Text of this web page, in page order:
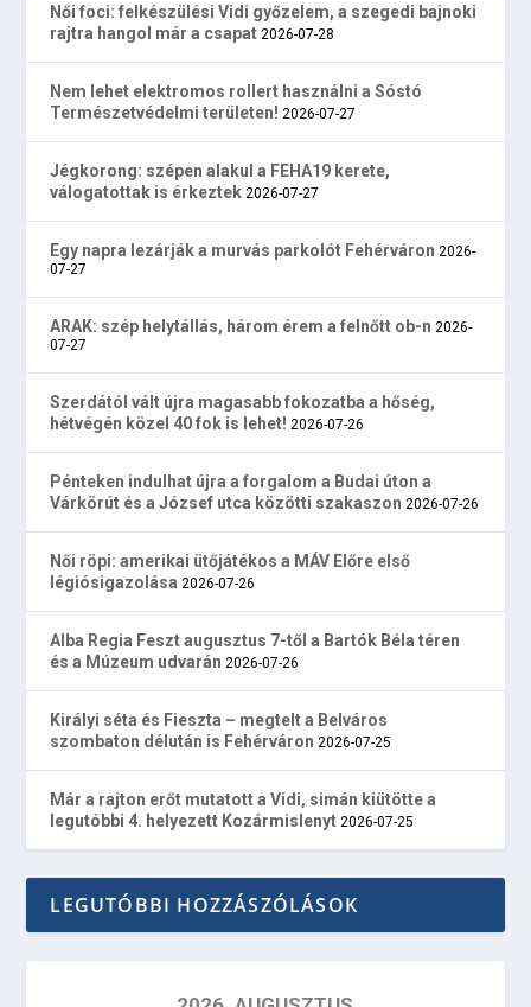
Női foci: felkészülési Vidi győzelem, a szegedi bajnoki
rajtra hangol már a csapat 2026-07-28
Nem lehet elektromos rollert használni a Sóstó
Természetvédelmi területen! 2026-07-27
Jégkorong: szépen alakul a FEHA19 kerete,
válogatottak is érkeztek 2026-07-27
Egy napra lezárják a murvás parkolót Fehérváron 2026-
07-27
ARAK: szép helytállás, három érem a felnőtt ob-n 2026-
07-27
Szerdától vált újra magasabb fokozatba a hőség,
hétvégén közel 40 fok is lehet! 2026-07-26
Pénteken indulhat újra a forgalom a Budai úton a
Várkörút és a József utca közötti szakaszon 2026-07-26
Női röpi: amerikai ütőjátékos a MÁV Előre első
légiósigazolása 2026-07-26
Alba Regia Feszt augusztus 7-től a Bartók Béla téren
és a Múzeum udvarán 2026-07-26
Királyi séta és Fieszta – megtelt a Belváros
szombaton délután is Fehérváron 2026-07-25
Már a rajton erőt mutatott a Vidi, simán kiütötte a
legutóbbi 4. helyezett Kozármislenyt 2026-07-25
LEGUTÓBBI HOZZÁSZÓLÁSOK